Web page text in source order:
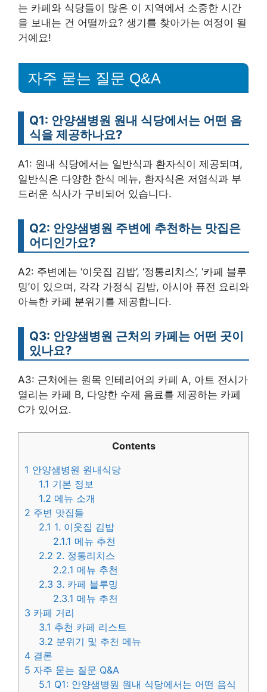
는 카페와 식당들이 많은 이 지역에서 소중한 시간
을 보내는 건 어떨까요? 생기를 찾아가는 여정이 될
거예요!
자주 묻는 질문 Q&A
Q1: 안양샘병원 원내 식당에서는 어떤 음
식을 제공하나요?
A1: 원내 식당에서는 일반식과 환자식이 제공되며,
일반식은 다양한 한식 메뉴, 환자식은 저염식과 부
드러운 식사가 구비되어 있습니다.
Q2: 안양샘병원 주변에 추천하는 맛집은
어디인가요?
A2: 주변에는 ‘이웃집 김밥’, ‘정통리치스’, ‘카페 블루
밍’이 있으며, 각각 가정식 김밥, 아시아 퓨전 요리와
아늑한 카페 분위기를 제공합니다.
Q3: 안양샘병원 근처의 카페는 어떤 곳이
있나요?
A3: 근처에는 원목 인테리어의 카페 A, 아트 전시가
열리는 카페 B, 다양한 수제 음료를 제공하는 카페
C가 있어요.
Contents
1 안양샘병원 원내식당
1.1 기본 정보
1.2 메뉴 소개
2 주변 맛집들
2.1 1. 이웃집 김밥
2.1.1 메뉴 추천
2.2 2. 정통리치스
2.2.1 메뉴 추천
2.3 3. 카페 블루밍
2.3.1 메뉴 추천
3 카페 거리
3.1 추천 카페 리스트
3.2 분위기 및 추천 메뉴
4 결론
5 자주 묻는 질문 Q&A
5.1 Q1: 안양샘병원 원내 식당에서는 어떤 음식